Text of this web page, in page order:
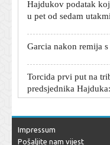
u pet od sedam
Garcia nakon remija
Torcida prvi put na
predsjednika
tribini nakon utakmice
Impressum
Pošaljite nam vijest